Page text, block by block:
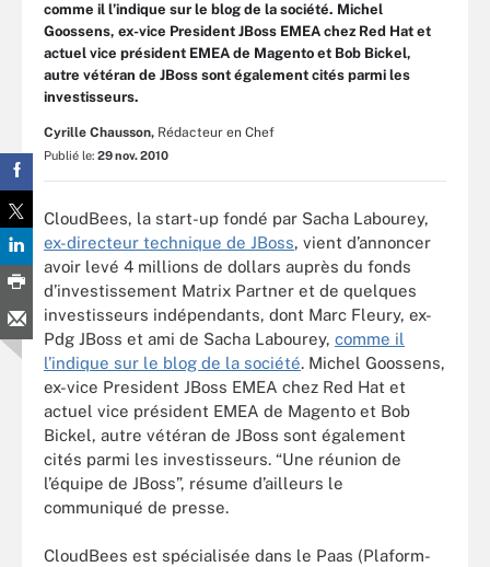
comme il l’indique sur le blog de la société. Michel
Goossens, ex-vice President JBoss EMEA chez Red Hat et
actuel vice président EMEA de Magento et Bob Bickel,
autre vétéran de JBoss sont également cités parmi les
investisseurs.
Cyrille Chausson, Rédacteur en Chef
Publié le: 29 nov. 2010
CloudBees, la start-up fondé par Sacha Labourey,
ex-directeur technique de JBoss, vient d’annoncer
avoir levé 4 millions de dollars auprès du fonds
d’investissement Matrix Partner et de quelques
investisseurs indépendants, dont Marc Fleury, ex-
Pdg JBoss et ami de Sacha Labourey, comme il
l’indique sur le blog de la société. Michel Goossens,
ex-vice President JBoss EMEA chez Red Hat et
actuel vice président EMEA de Magento et Bob
Bickel, autre vétéran de JBoss sont également
cités parmi les investisseurs. “Une réunion de
l’équipe de JBoss”, résume d’ailleurs le
communiqué de presse.
CloudBees est spécialisée dans le Paas (Plaform-